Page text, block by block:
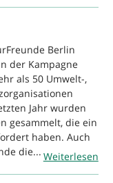
Berlin
der Kampagne
als 50 Umwelt-,
Jahr wurden
gesammelt, die ein
haben. Auch
die... Weiterlesen